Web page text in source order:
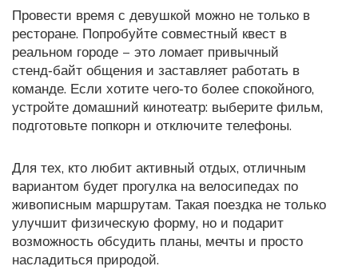
Провести время с девушкой можно не только в
ресторане. Попробуйте совместный квест в
реальном городе – это ломает привычный
стенд‑байт общения и заставляет работать в
команде. Если хотите чего‑то более спокойного,
устройте домашний кинотеатр: выберите фильм,
подготовьте попкорн и отключите телефоны.
Для тех, кто любит активный отдых, отличным
вариантом будет прогулка на велосипедах по
живописным маршрутам. Такая поездка не только
улучшит физическую форму, но и подарит
возможность обсудить планы, мечты и просто
насладиться природой.